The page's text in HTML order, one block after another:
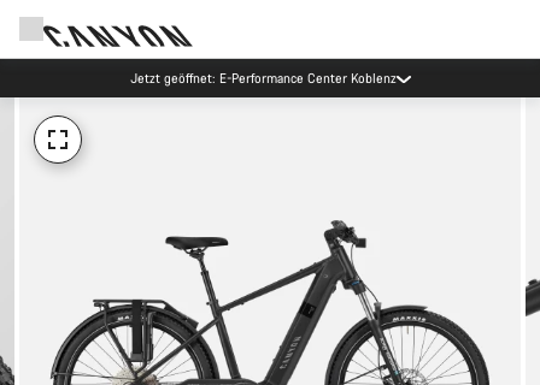
Jetzt geöffnet: E-Performance Center Koblenz